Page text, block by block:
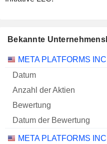
Bekannte
Unternehmen
META PLATFORMS
META PLATFORMS